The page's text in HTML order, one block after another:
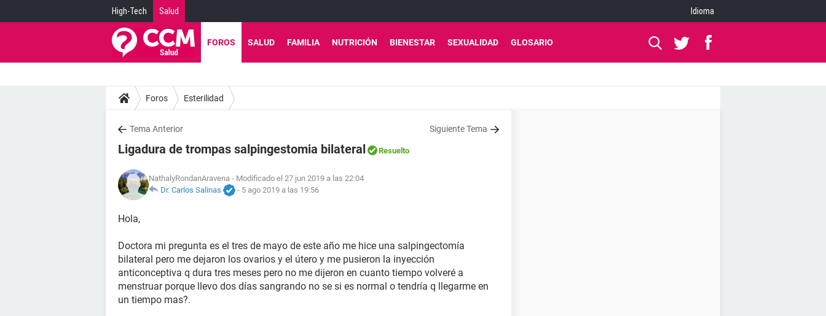
High-Tech Salud Idioma
FOROS SALUD FAMILIA NUTRICIÓN BIENESTAR SEXUALIDAD GLOSARIO
Foros Esterilidad
Tema Anterior Siguiente Tema
Ligadura de trompas salpingestomia bilateral Resuelto
NathalyRondanAravena - Modificado el 27 jun 2019 a las 22:04
Dr. Carlos Salinas
- 5 ago 2019 a las 19:56
Hola,
Doctora mi pregunta es el tres de mayo de este año me hice una salpingectomía
bilateral pero me dejaron los ovarios y el útero y me pusieron la inyección
anticonceptiva q dura tres meses pero no me dijeron en cuanto tiempo volveré a
menstruar porque llevo dos días sangrando no se si es normal o tendría q llegarme en
un tiempo mas?.